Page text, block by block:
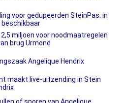
voor gedupeerden SteinPas: in
beschikbaar
miljoen voor noodmaatregelen
brug Urmond
Angelique Hendrix
maakt live-uitzending in Stein